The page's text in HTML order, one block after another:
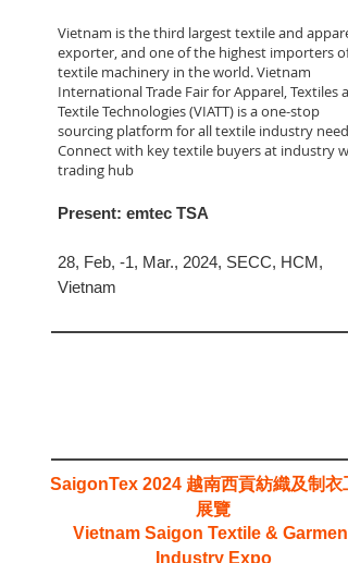
Vietnam is the third largest textile and apparel
exporter, and one of the highest importers of
textile machinery in the world. Vietnam
International Trade Fair for Apparel, Textiles
Textile Technologies (VIATT) is a one-stop
sourcing platform for all textile industry
Connect with key textile buyers at industry
trading hub
Present: emtec TSA
28, Feb, -1, Mar., 2024, SECC, HCM,
Vietnam
SaigonTex 2024 越南西貢紡織及制衣
展覽
Vietnam Saigon Textile & Garment
Industry Expo